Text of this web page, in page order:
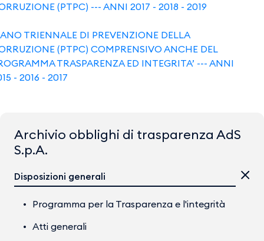
(PTPC) --- ANNI 2017 - 2018 - 2019
TRIENNALE DI PREVENZIONE DELLA
(PTPC) COMPRENSIVO ANCHE DEL
TRASPARENZA ED INTEGRITA’ --- ANNI
- 2016 - 2017
Archivio obblighi di trasparenza AdS
S.p.A.
Disposizioni generali
Programma per la Trasparenza e l'integrità
Atti generali